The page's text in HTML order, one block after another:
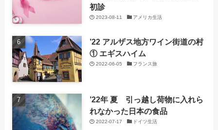
初診
2023-08-11 アメリカ生活
’22 アルザス地方ワイン街道の村
① エギスハイム
2022-06-05 フランス旅
’22年 夏 引っ越し荷物に入れら
れなかった日本の食品
2022-07-17 ドイツ生活